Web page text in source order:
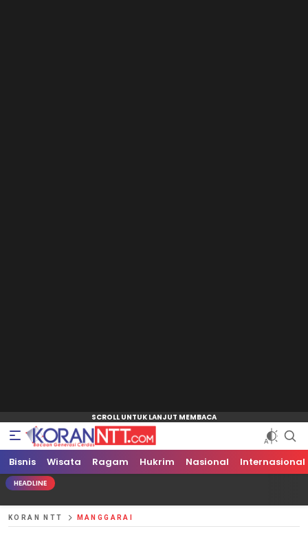
Koran NTT
Bacaan Generasi Cerdas
Bisnis Wisata Ragam Hukrim Nasional Internasional
HEADLINE
KORAN NTT MANGGARAI